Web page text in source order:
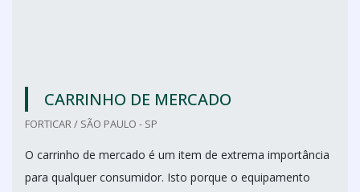
CARRINHO DE MERCADO
FORTICAR / SÃO PAULO - SP
O carrinho de mercado é um item de extrema importância
para qualquer consumidor. Isto porque o equipamento